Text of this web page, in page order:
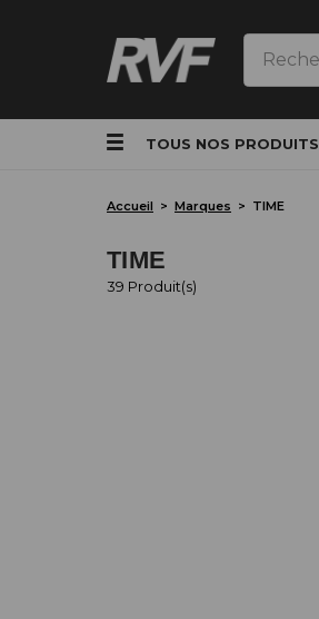
TOUS NOS PRODUITS
Accueil Marques TIME
TIME
39 Produit(s)